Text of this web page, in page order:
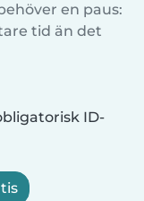
en paus:
tid än det
ID-